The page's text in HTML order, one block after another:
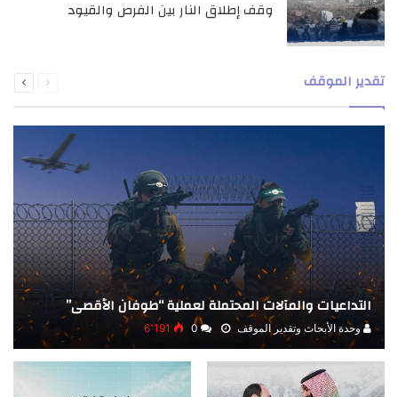
وقف إطلاق النار بين الفرص والقيود
تقدير الموقف
الصفحة
التداعيات والمآلات المحتملة لعملية “طوفان الأقصى”
وحدة الأبحاث وتقدير الموقف 0 6٬191